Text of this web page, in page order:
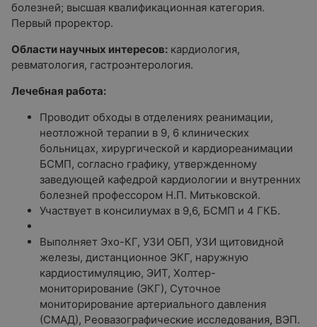
болезней; высшая квалификационная категория.
Первый проректор.
Области научных интересов: кардиология,
ревматология, гастроэнтерология.
Лечебная работа:
Проводит обходы в отделениях реанимации,
неотложной терапии в 9, 6 клинических
больницах, хирургической и кардиореанимации
БСМП, согласно графику, утвержденному
заведующей кафедрой кардиологии и внутренних
болезней профессором Н.П. Митьковской.
Участвует в консилиумах в 9,6, БСМП и 4 ГКБ.
Выполняет Эхо-КГ, УЗИ ОБП, УЗИ щитовидной
железы, дистанционное ЭКГ, наружную
кардиостимуляцию, ЭИТ, Холтер-
мониторирование (ЭКГ), Суточное
мониторирование артериального давления
(СМАД), Реовазографические исследования, ВЭП.